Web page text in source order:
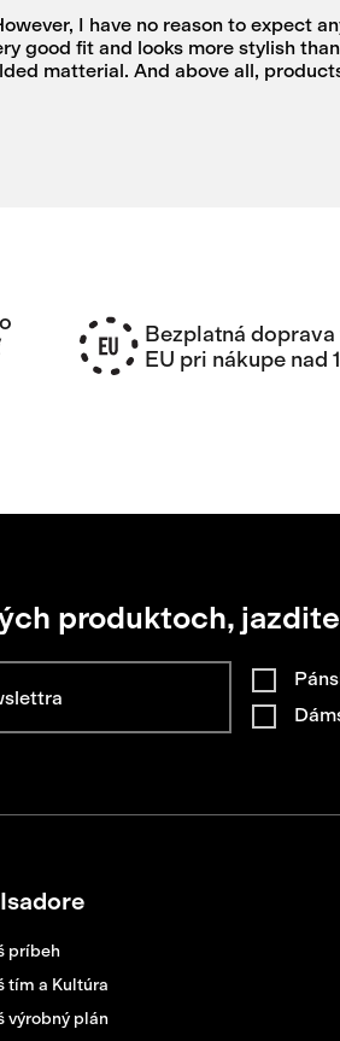
I have no reason to expect
good fit and looks more stylish
matterial. And above all,
Bezplatná
EU pri nákupe nad
produktoch,
príbeh
tím a Kultúra
výrobný plán